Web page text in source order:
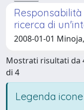
ricerca di
2008-01-01
Mostrati risultati da
di 4
Legenda icone